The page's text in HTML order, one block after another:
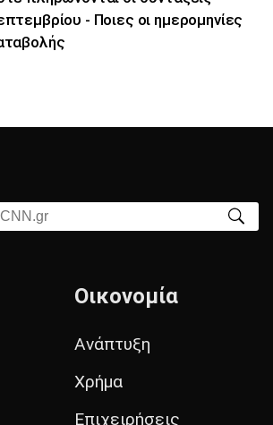
- Ποιες οι ημερομηνίες
Οικονομία
Ανάπτυξη
Χρήμα
Επιχειρήσεις